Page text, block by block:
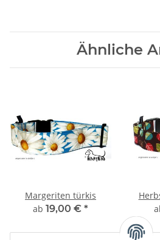
Ähnliche
Margeriten türkis
ab 19,00 € *